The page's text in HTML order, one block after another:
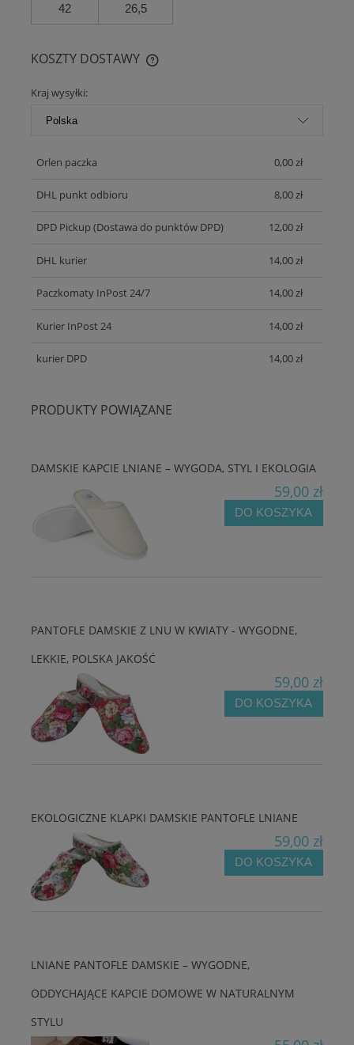
42 26,5
KOSZTY DOSTAWY
CENA NIE ZAWIERA EWENTUALNYCH KOSZTÓW PŁATNOŚCI
Kraj wysyłki:
Orlen paczka 0,00 zł
DHL punkt odbioru 8,00 zł
DPD Pickup (Dostawa do punktów DPD) 12,00 zł
DHL kurier 14,00 zł
Paczkomaty InPost 24/7 14,00 zł
Kurier InPost 24 14,00 zł
kurier DPD 14,00 zł
PRODUKTY POWIĄZANE
DAMSKIE KAPCIE LNIANE – WYGODA, STYL I EKOLOGIA
59,00 zł
DO KOSZYKA
PANTOFLE DAMSKIE Z LNU W KWIATY - WYGODNE,
LEKKIE, POLSKA JAKOŚĆ
59,00 zł
DO KOSZYKA
EKOLOGICZNE KLAPKI DAMSKIE PANTOFLE LNIANE
59,00 zł
DO KOSZYKA
LNIANE PANTOFLE DAMSKIE – WYGODNE,
ODDYCHAJĄCE KAPCIE DOMOWE W NATURALNYM
STYLU